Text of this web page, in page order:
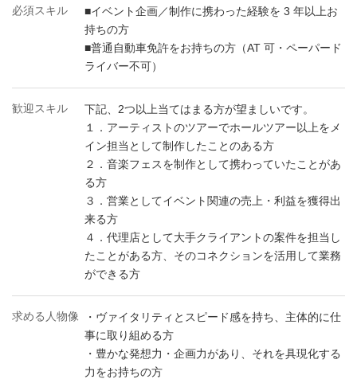
必須スキル
■イベント企画／制作に携わった経験を 3 年以上お
持ちの方
■普通自動車免許をお持ちの方（AT 可・ペーパード
ライバー不可）
歓迎スキル
下記、2つ以上当てはまる方が望ましいです。
１．アーティストのツアーでホールツアー以上をメ
イン担当として制作したことのある方
２．音楽フェスを制作として携わっていたことがあ
る方
３．営業としてイベント関連の売上・利益を獲得出
来る方
４．代理店として大手クライアントの案件を担当し
たことがある方、そのコネクションを活用して業務
ができる方
求める人物像
・ヴァイタリティとスピード感を持ち、主体的に仕
事に取り組める方
・豊かな発想力・企画力があり、それを具現化する
力をお持ちの方